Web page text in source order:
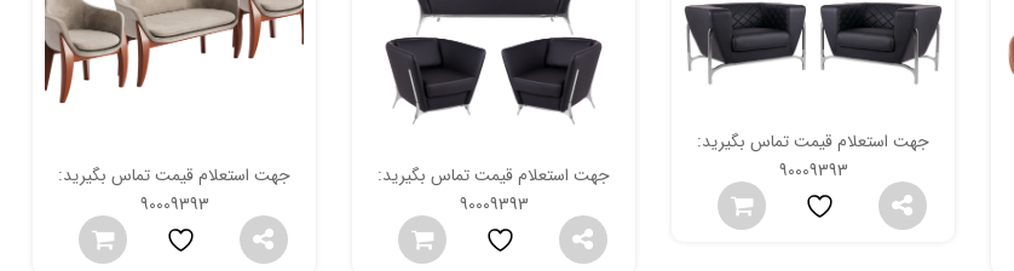
جهت استعلام قیمت تماس بگیرید:
90009393
جهت استعلام قیمت تماس بگیرید:
90009393
جهت استعلام قیمت تماس بگیرید:
90009393